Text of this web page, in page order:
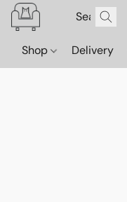
Shop Delivery